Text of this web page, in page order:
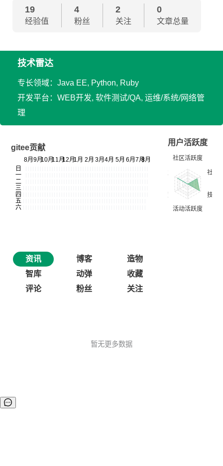
19
经验值
4
粉丝
2
关注
0
文章总量
技术雷达
专长领域：Java EE, Python, Ruby
开发平台：WEB开发, 软件测试/QA, 运维/系统/网络管
理
gitee贡献
用户活跃度
资讯 博客
造物
智库
动弹
收藏
评论
粉丝 关注
暂无更多数据